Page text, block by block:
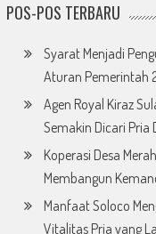
POS-POS TERBARU
Syarat Menjadi
Aturan Pemerintah
Agen Royal Kiraz
Semakin Dicari Pria
Koperasi Desa
Membangun
Manfaat Soloco
Vitalitas Pria yang